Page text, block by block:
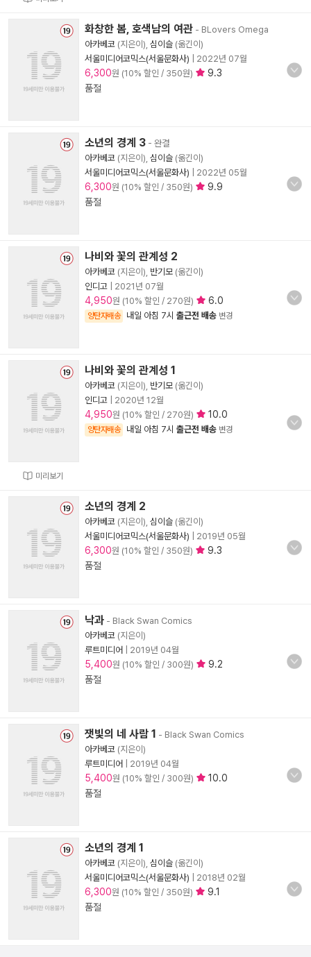
화창한 봄, 호색남의 여관 - BLovers Omega
아카베코 (지은이), 심이슬 (옮긴이)
서울미디어코믹스(서울문화사)
2022년 07월
6,300원 (10% 할인 / 350원)
9.3
품절
소년의 경계 3 - 완결
아카베코 (지은이), 심이슬 (옮긴이)
서울미디어코믹스(서울문화사)
2022년 05월
6,300원 (10% 할인 / 350원)
9.9
품절
나비와 꽃의 관계성 2
아카베코 (지은이), 반기모 (옮긴이)
인디고
2021년 07월
4,950원 (10% 할인 / 270원) 6.0
양탄자배송 내일 아침 7시 출근전 배송 변경
미리보기
나비와 꽃의 관계성 1
아카베코 (지은이), 반기모 (옮긴이)
인디고
2020년 12월
4,950원 (10% 할인 / 270원) 10.0
양탄자배송 내일 아침 7시 출근전 배송 변경
소년의 경계 2
아카베코 (지은이), 심이슬 (옮긴이)
서울미디어코믹스(서울문화사)
2019년 05월
6,300원 (10% 할인 / 350원)
9.3
품절
낙과 - Black Swan Comics
아카베코 (지은이)
루트미디어
2019년 04월
5,400원 (10% 할인 / 300원)
9.2
품절
잿빛의 네 사람 1 - Black Swan Comics
아카베코 (지은이)
루트미디어
2019년 04월
5,400원 (10% 할인 / 300원)
10.0
품절
소년의 경계 1
아카베코 (지은이), 심이슬 (옮긴이)
서울미디어코믹스(서울문화사)
2018년 02월
6,300원 (10% 할인 / 350원)
9.1
품절